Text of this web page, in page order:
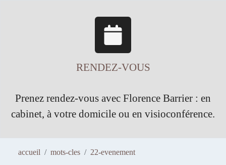
FLORENCE BARRIER
RENDEZ-VOUS
Prenez rendez-vous avec Florence Barrier : en
cabinet, à votre domicile ou en visioconférence.
accueil mots-cles 22-evenement